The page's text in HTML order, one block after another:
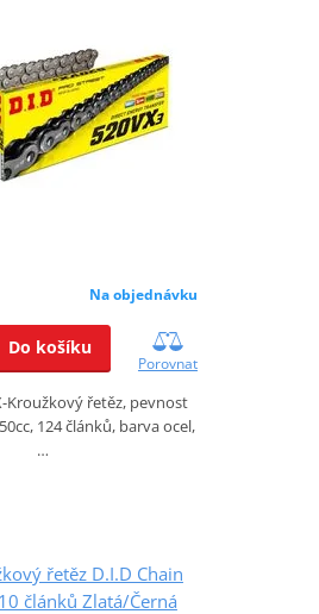
Na objednávku
Do košíku
Porovnat
Kroužkový řetěz, pevnost
124 článků, barva ocel,
…
řetěz D.I.D Chain
článků Zlatá/Černá